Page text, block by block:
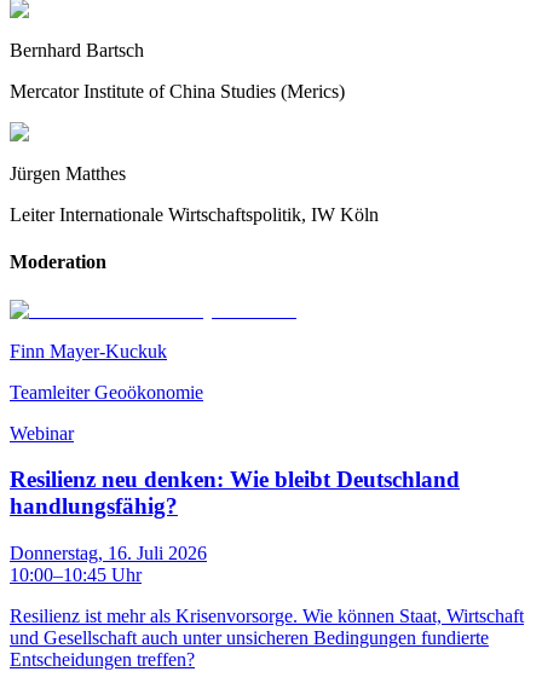
Bernhard Bartsch
Mercator Institute of China Studies (Merics)
Jürgen Matthes
Leiter Internationale Wirtschaftspolitik, IW Köln
Moderation
Finn Mayer-Kuckuk
Teamleiter Geoökonomie
Webinar
Resilienz neu denken: Wie bleibt Deutschland
handlungsfähig?
Donnerstag, 16. Juli 2026
10:00–10:45 Uhr
Resilienz ist mehr als Krisenvorsorge. Wie können Staat, Wirtschaft
und Gesellschaft auch unter unsicheren Bedingungen fundierte
Entscheidungen treffen?